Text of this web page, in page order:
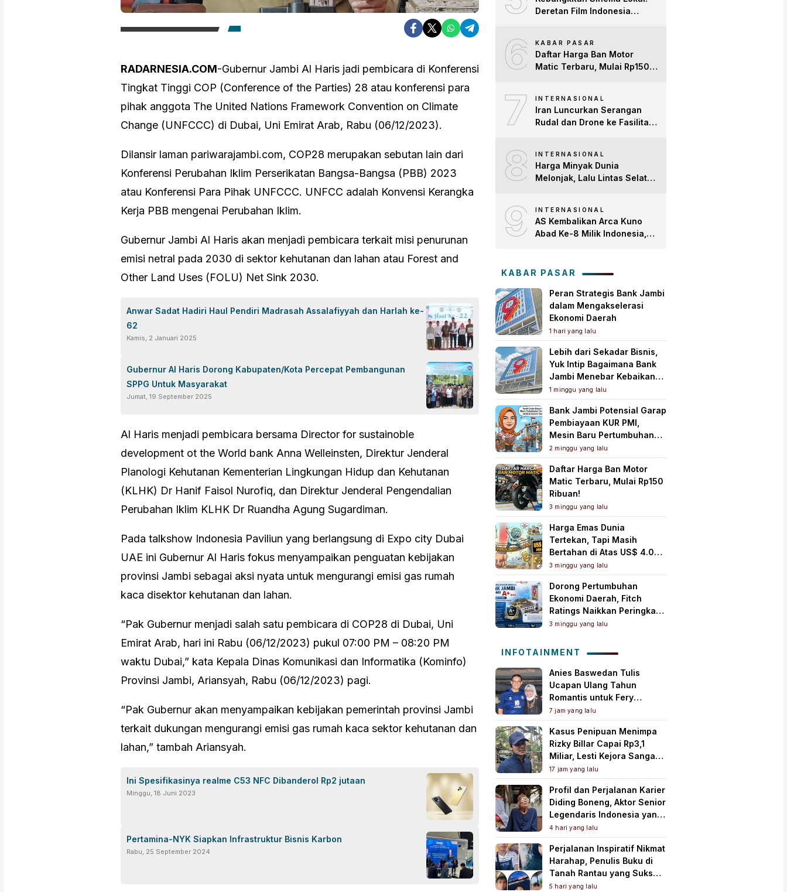
RADARNESIA.COM-Gubernur Jambi Al Haris jadi pembicara di Konferensi
Tingkat Tinggi COP (Conference of the Parties) 28 atau konferensi para
pihak anggota The United Nations Framework Convention on Climate
Change (UNFCCC) di Dubai, Uni Emirat Arab, Rabu (06/12/2023).
Dilansir laman pariwarajambi.com, COP28 merupakan sebutan lain dari
Konferensi Perubahan Iklim Perserikatan Bangsa-Bangsa (PBB) 2023
atau Konferensi Para Pihak UNFCCC. UNFCC adalah Konvensi Kerangka
Kerja PBB mengenai Perubahan Iklim.
Gubernur Jambi Al Haris akan menjadi pembicara terkait misi penurunan
emisi netral pada 2030 di sektor kehutanan dan lahan atau Forest and
Other Land Uses (FOLU) Net Sink 2030.
Anwar Sadat Hadiri Haul Pendiri Madrasah Assalafiyyah dan Harlah ke-
62
Kamis, 2 Januari 2025
Gubernur Al Haris Dorong Kabupaten/Kota Percepat Pembangunan
SPPG Untuk Masyarakat
Jumat, 19 September 2025
Al Haris menjadi pembicara bersama Director for sustainoble
development ot the World bank Anna Welleinsten, Direktur Jenderal
Planologi Kehutanan Kementerian Lingkungan Hidup dan Kehutanan
(KLHK) Dr Hanif Faisol Nurofiq, dan Direktur Jenderal Pengendalian
Perubahan Iklim KLHK Dr Ruandha Agung Sugardiman.
Pada talkshow Indonesia Paviliun yang berlangsung di Expo city Dubai
UAE ini Gubernur Al Haris fokus menyampaikan penguatan kebijakan
provinsi Jambi sebagai aksi nyata untuk mengurangi emisi gas rumah
kaca disektor kehutanan dan lahan.
“Pak Gubernur menjadi salah satu pembicara di COP28 di Dubai, Uni
Emirat Arab, hari ini Rabu (06/12/2023) pukul 07:00 PM – 08:20 PM
waktu Dubai,” kata Kepala Dinas Komunikasi dan Informatika (Kominfo)
Provinsi Jambi, Ariansyah, Rabu (06/12/2023) pagi.
“Pak Gubernur akan menyampaikan kebijakan pemerintah provinsi Jambi
terkait dukungan mengurangi emisi gas rumah kaca sektor kehutanan dan
lahan,” tambah Ariansyah.
Ini Spesifikasinya realme C53 NFC Dibanderol Rp2 jutaan
Minggu, 18 Juni 2023
Pertamina-NYK Siapkan Infrastruktur Bisnis Karbon
Rabu, 25 September 2024
Deretan Film Indonesia
Global
6 KABAR PASAR
Daftar Harga Ban Motor
Matic Terbaru, Mulai Rp150
7 INTERNASIONAL
Iran Luncurkan Serangan
Rudal dan Drone ke Fasilitas
8 INTERNASIONAL
Harga Minyak Dunia
Melonjak, Lalu Lintas Selat
9 INTERNASIONAL
AS Kembalikan Arca Kuno
Abad Ke-8 Milik Indonesia,
Tanah Air
KABAR PASAR
Peran Strategis Bank Jambi
dalam Mengakselerasi
Ekonomi Daerah
1 hari yang lalu
Lebih dari Sekadar Bisnis,
Yuk Intip Bagaimana Bank
Jambi Menebar Kebaikan
untuk Masyarakat!
1 minggu yang lalu
Bank Jambi Potensial Garap
Pembiayaan KUR PMI,
Mesin Baru Pertumbuhan
Ekonomi Daerah
2 minggu yang lalu
Daftar Harga Ban Motor
Matic Terbaru, Mulai Rp150
Ribuan!
3 minggu yang lalu
Harga Emas Dunia
Tertekan, Tapi Masih
Bertahan di Atas US$ 4.000
per Ons Troi
3 minggu yang lalu
Dorong Pertumbuhan
Ekonomi Daerah, Fitch
Ratings Naikkan Peringkat
Bank Jambi Jadi ‘A+(idn)’
3 minggu yang lalu
INFOTAINMENT
Anies Baswedan Tulis
Ucapan Ulang Tahun
Romantis untuk Fery
Farhati, Ungkap Syukur
Perjalanan Panjang
Bersama
7 jam yang lalu
Kasus Penipuan Menimpa
Rizky Billar Capai Rp3,1
Miliar, Lesti Kejora Sangat
Kesal
17 jam yang lalu
Profil dan Perjalanan Karier
Diding Boneng, Aktor Senior
Legendaris Indonesia yang
Meninggal Dunia
4 hari yang lalu
Perjalanan Inspiratif Nikmat
Harahap, Penulis Buku di
Tanah Rantau yang Sukses
Lewat Karya Best Seller
5 hari yang lalu